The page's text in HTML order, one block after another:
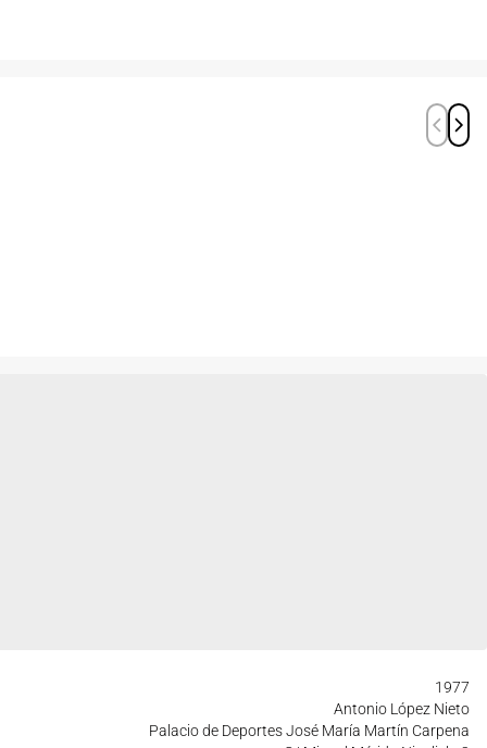
1977
Antonio López Nieto
Palacio de Deportes José María Martín Carpena